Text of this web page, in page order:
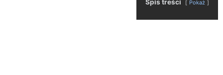
Spis treści Pokaż